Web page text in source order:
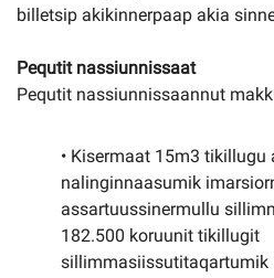
billetsip akikinnerpaap akia
Pequtit nassiunnissaat
Pequtit nassiunnissaannut
• Kisermaat 15m3
nalinginnaasumik
assartuussinermullu
182.500 koruunit tikillugit
sillimmasiissutitaqartumik